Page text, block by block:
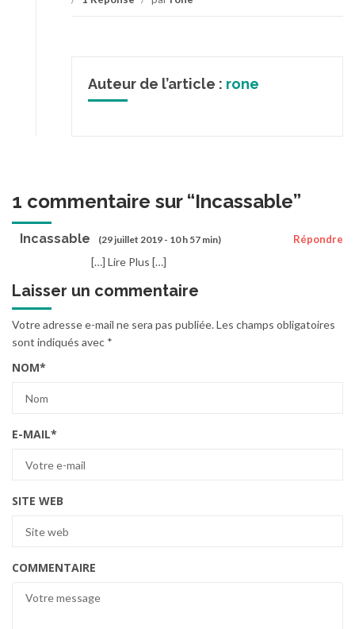
Auteur de l’article : rone
1 commentaire sur “Incassable”
Incassable (29 juillet 2019 - 10 h 57 min) Répondre
[…] Lire Plus […]
Laisser un commentaire
Votre adresse e-mail ne sera pas publiée.Les champs obligatoires
sont indiqués avec *
NOM*
E-MAIL*
SITE WEB
COMMENTAIRE